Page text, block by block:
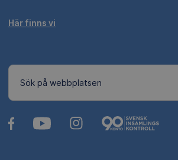
Här finns vi
Sök på webbplatsen